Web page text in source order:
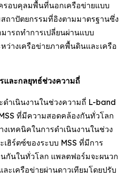
รอบคุลมพื้นที่นอกเครือข่ายแบบ
ถาปัตยกรรมที่อิงตามมาตรฐานซึ่ง
ารถทำการเปลี่ยนผ่านแบบ
ว่างเครือข่ายภาคพื้นดินและเครือ
และกลยุทธ์ช่วงความถี่
ดำเนินงานในช่วงความถี่ L-band
ที่มีความสอดคล้องกันทั่วโลก
เทคนิคในการดำเนินงานในช่วง
เฮิร์ตซ์ของระบบ MSS ที่มีการ
กันในทั่วโลก แพลตฟอร์มจะผนวก
ะเครือข่ายผ่านดาวเทียมโดยปรับ